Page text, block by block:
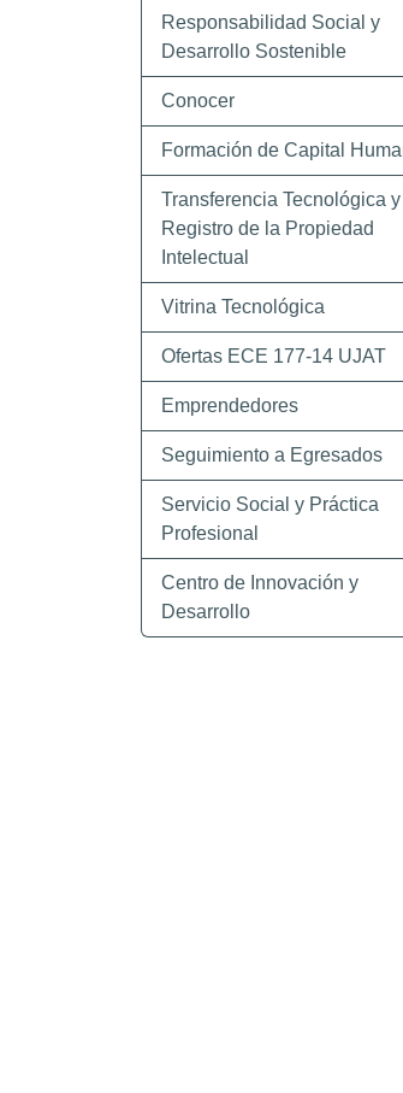
Responsabilidad Social y
Desarrollo Sostenible
Conocer
Formación de Capital
Transferencia Tecnológica y
Registro de la Propiedad
Intelectual
Vitrina Tecnológica
Ofertas ECE 177-14 UJAT
Emprendedores
Seguimiento a Egresados
Servicio Social y Práctica
Profesional
Centro de Innovación y
Desarrollo